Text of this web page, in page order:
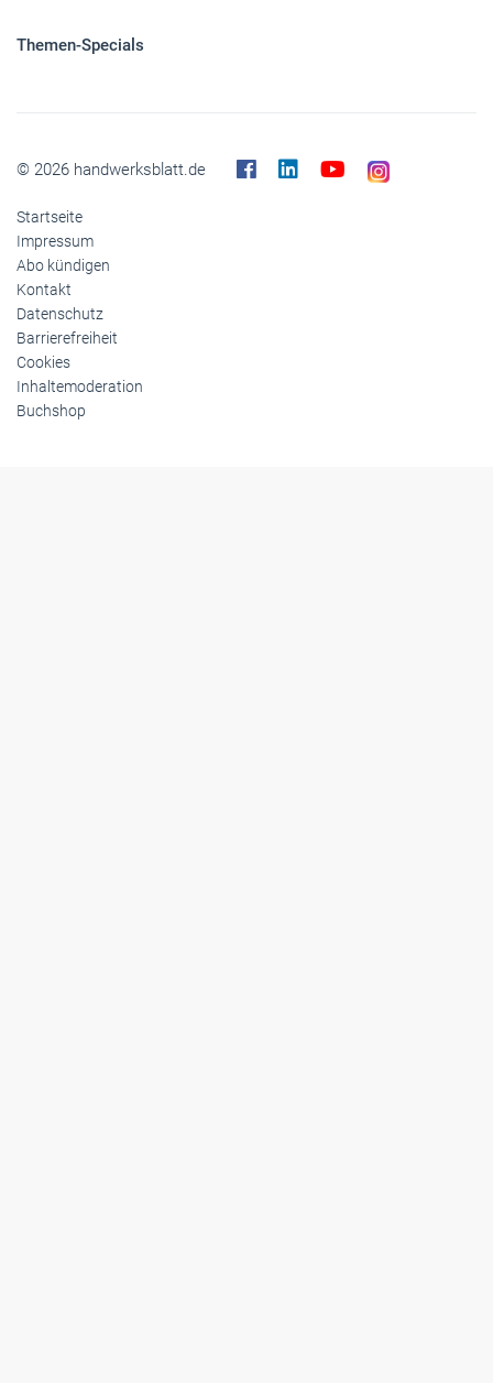
Themen-Specials
© 2026 handwerksblatt.de
Startseite
Impressum
Abo kündigen
Kontakt
Datenschutz
Barrierefreiheit
Cookies
Inhaltemoderation
Buchshop